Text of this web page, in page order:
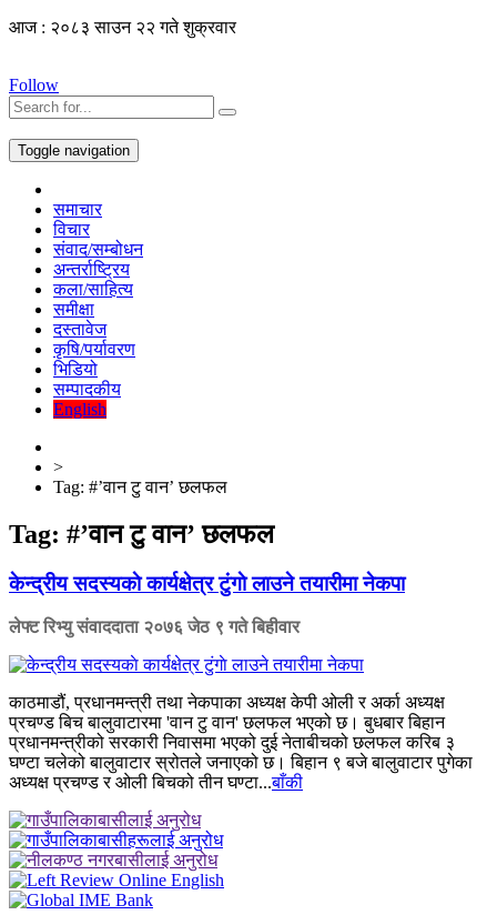
आज : २०८३ साउन २२ गते शुक्रवार
Follow
Toggle navigation
समाचार
विचार
संवाद/सम्बोधन
अन्तर्राष्ट्रिय
कला/साहित्य
समीक्षा
दस्तावेज
कृषि/पर्यावरण
भिडियो
सम्पादकीय
English
>
Tag: #’वान टु वान’ छलफल
Tag: #’वान टु वान’ छलफल
केन्द्रीय सदस्यकाे कार्यक्षेत्र टुंगाे लाउने तयारीमा नेकपा
लेफ्ट रिभ्यु संवाददाता २०७६ जेठ ९ गते बिहीवार
काठमाडौं, प्रधानमन्त्री तथा नेकपाका अध्यक्ष केपी ओली र अर्का अध्यक्ष
प्रचण्ड बिच बालुवाटारमा 'वान टु वान' छलफल भएको छ। बुधबार बिहान
प्रधानमन्त्रीको सरकारी निवासमा भएको दुई नेताबीचको छलफल करिब ३
घण्टा चलेको बालुवाटार स्रोतले जनाएको छ। बिहान ९ बजे बालुवाटार पुगेका
अध्यक्ष प्रचण्ड र ओली बिचको तीन घण्टा...बाँकी